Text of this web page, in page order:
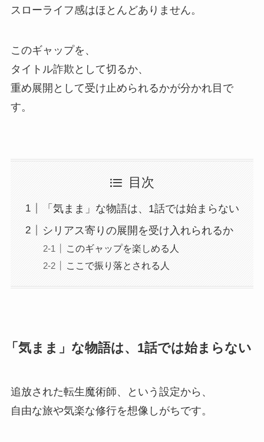
スローライフ感はほとんどありません。
このギャップを、
タイトル詐欺として切るか、
重め展開として受け止められるかが分かれ目で
す。
目次
「気まま」な物語は、1話では始まらない
シリアス寄りの展開を受け入れられるか
このギャップを楽しめる人
ここで振り落とされる人
「気まま」な物語は、1話では始まらない
追放された転生魔術師、という設定から、
自由な旅や気楽な修行を想像しがちです。